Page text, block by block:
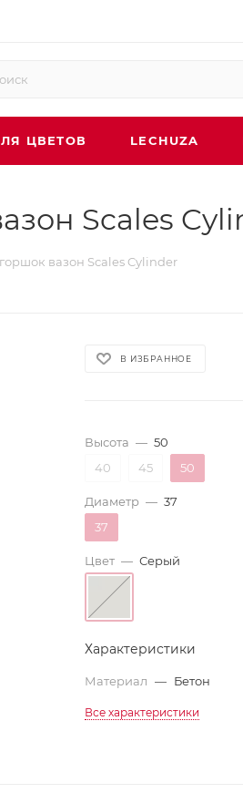
ЦВЕТОВ LECHUZA
Scales
вазон Scales Cylinder
В ИЗБРАННОЕ
Высота — 50
40
45 50
Диаметр — 37
37
Цвет — Серый
Характеристики
Материал — Бетон
Все характеристики